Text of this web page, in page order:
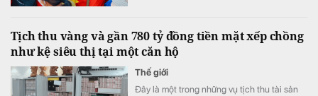
Tịch thu vàng và gần 780 tỷ đồng tiền mặt xếp chồng
như kệ siêu thị tại một căn hộ
Thế giới
Đây là một trong những vụ tịch thu tài sản